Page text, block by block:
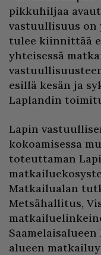
pikkuhiljaa
vastuullisuus on
tulee kiinnittää
yhteisessä
esillä kesän ja
Laplandin
Lapin
kokoamisessa
toteuttaman
Matkailualan
Metsähallitus,
alueen